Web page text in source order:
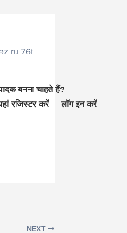
बनना चाहते हैं?
रजिस्टर करें
लॉग इन करें
76t
NEXT